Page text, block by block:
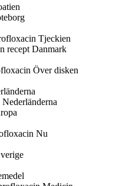
Tjeckien
recept Danmark
Över disken
Nu